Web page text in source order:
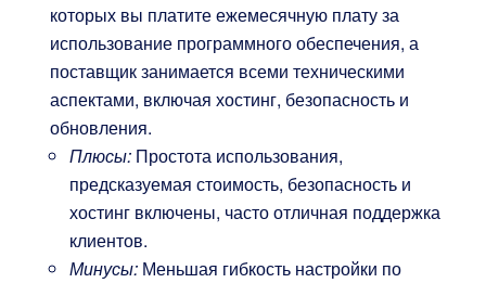
которых вы платите ежемесячную плату за
использование программного обеспечения, а
поставщик занимается всеми техническими
аспектами, включая хостинг, безопасность и
обновления.
Плюсы: Простота использования,
предсказуемая стоимость, безопасность и
хостинг включены, часто отличная поддержка
клиентов.
Минусы: Меньшая гибкость настройки по